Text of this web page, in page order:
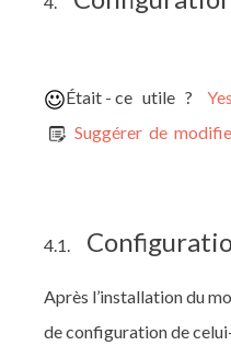
Était - ce utile ? Yes
Suggérer de
4.1.
Après l’installation du
de configuration de